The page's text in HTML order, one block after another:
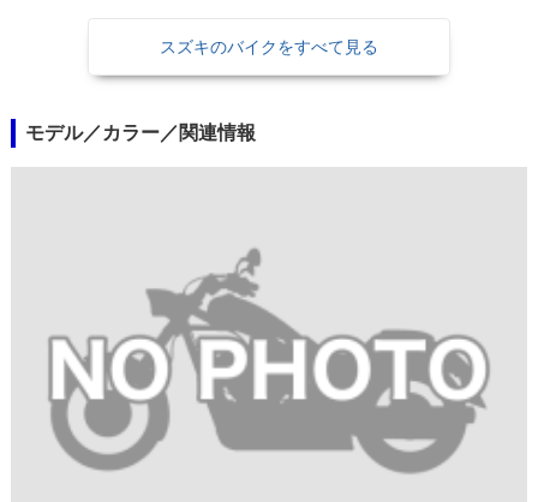
スズキのバイクをすべて見る
モデル／カラー／関連情報